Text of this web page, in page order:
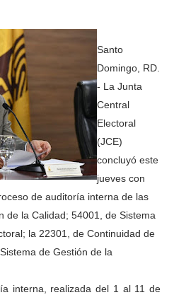
Santo
Domingo, RD.
- La Junta
Central
Electoral
(JCE)
concluyó este
jueves con
de auditoría interna de las
de la Calidad; 54001, de Sistema
la 22301, de Continuidad de
de Gestión de la
interna, realizada del 1 al 11 de